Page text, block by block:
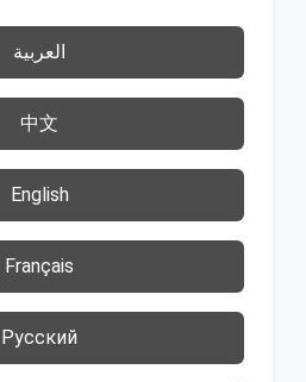
العربية
中文
English
Français
Русский